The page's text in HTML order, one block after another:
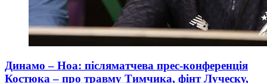
Динамо – Ноа: післяматчева прес-конференція
Костюка – про травму Тимчика, фінт Луческу,